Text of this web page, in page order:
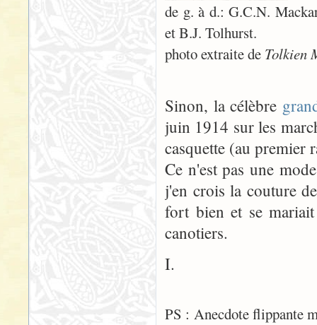
de g. à d.: G.C.N.
et B.J. Tolhurst.
photo extraite de Tolkien
Sinon, la célèbre
juin 1914 sur les
casquette (au premier
Ce n'est pas une
j'en crois la couture
fort bien et se
canotiers.
I.
PS : Anecdote flippante